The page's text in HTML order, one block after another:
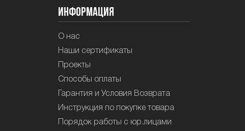
Информация
О нас
Наши сертификаты
Проекты
Способы оплаты
Гарантия и Условия Возврата
Инструкция по покупке товара
Порядок работы с юр.лицами